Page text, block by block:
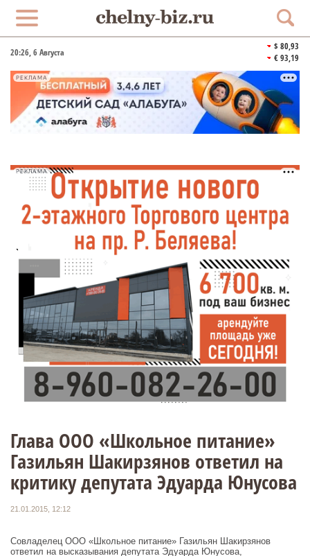
20:26, 6 Августа
$ 80,93
€ 93,19
РЕКЛАМА
РЕКЛАМА
Глава ООО «Школьное питание»
Газильян Шакирзянов ответил на
критику депутата Эдуарда Юнусова
21.01.2015, 12:12
Совладелец ООО «Школьное питание» Газильян Шакирзянов
ответил на высказывания депутата Эдуарда Юнусова,